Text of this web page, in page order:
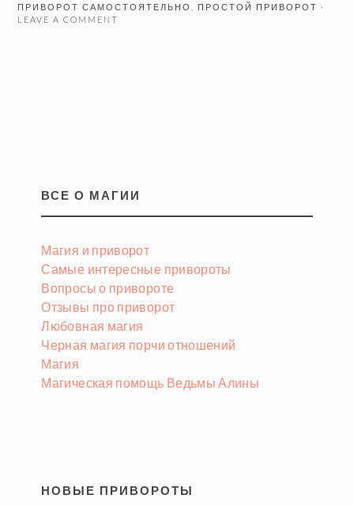
ПРИВОРОТ САМОСТОЯТЕЛЬНО
ПРОСТОЙ ПРИВОРОТ ·
LEAVE A COMMENT
ВСЕ О МАГИИ
Магия и приворот
Самые интересные привороты
Вопросы о привороте
Отзывы про приворот
Любовная магия
Черная магия порчи отношений
Магия
Магическая помощь Ведьмы Алины
НОВЫЕ ПРИВОРОТЫ